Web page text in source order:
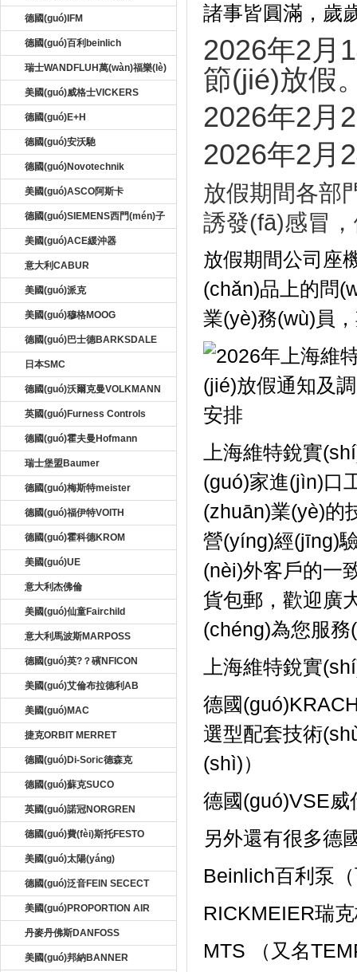
德國(guó)IFM
德國(guó)百利beinlich
瑞士WANDFLUH萬(wàn)福樂(lè)
美國(guó)威格士VICKERS
德國(guó)E+H
德國(guó)安沃馳
德國(guó)Novotechnik
美國(guó)ASCO阿斯卡
德國(guó)SIEMENS西門(mén)子
美國(guó)ACE緩沖器
意大利CABUR
美國(guó)派克
美國(guó)穆格MOOG
德國(guó)巴士德BARKSDALE
日本SMC
德國(guó)沃爾克曼VOLKMANN
英國(guó)Furness Controls
德國(guó)霍夫曼Hofmann
瑞士堡盟Baumer
德國(guó)梅斯特meister
德國(guó)福伊特VOITH
德國(guó)霍科德KROM
美國(guó)UE
意大利杰佛倫
美國(guó)仙童Fairchild
意大利馬波斯MARPOSS
德國(guó)英?？礗NFICON
美國(guó)艾倫布拉德利AB
美國(guó)MAC
捷克ORBIT MERRET
德國(guó)Di-Soric德森克
德國(guó)蘇克SUCO
英國(guó)諾冠NORGREN
德國(guó)費(fèi)斯托FESTO
美國(guó)太陽(yáng)
德國(guó)泛音FEIN SECECT
美國(guó)PROPORTION AIR
丹麥丹佛斯DANFOSS
美國(guó)邦納BANNER
諸事皆圓滿，歲
2026年2月
節(jié)放假
2026年2月
2026年2月
放假期間各部
誘發(fā)感冒
放假期間公司座
(chǎn)品上的問
業(yè)務(wù)員
上海維特銳實
(guó)家進(jìn)口
(zhuān)業(yè)的
營(yíng)經(jīng)驗
(nèi)外客戶的一
貨包郵，歡迎
(chéng)為您服
上海維特銳實
德國
選型配套技術
(shì)）
德國(guó)VSE
另外還有很多德
Beinlich百利泵
RICKMEIER瑞
MTS （又名